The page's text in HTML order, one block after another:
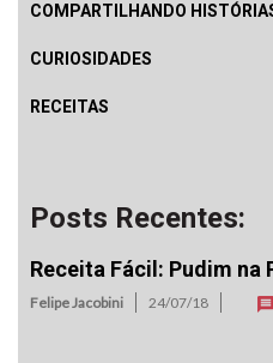
COMPARTILHANDO
CURIOSIDADES
RECEITAS
Posts Recentes:
Receita Fácil: Pudim na
Felipe Jacobini 24/07/18